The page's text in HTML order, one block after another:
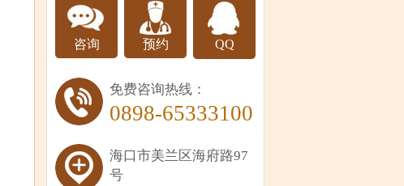
咨询 预约 QQ
免费咨询热线：
0898-65333100
海口市美兰区海府路97
号